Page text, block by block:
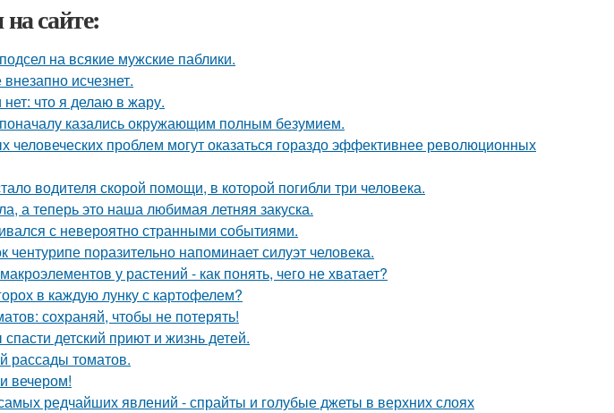
сайте:
на всякие мужские паблики.
исчезнет.
что я делаю в жару.
казались окружающим полным безумием.
проблем могут оказаться гораздо эффективнее революционных
водителя скорой помощи, в которой погибли три человека.
а теперь это наша любимая летняя закуска.
с невероятно странными событиями.
поразительно напоминает силуэт человека.
у растений - как понять, чего не хватает?
в каждую лунку с картофелем?
сохраняй, чтобы не потерять!
детский приют и жизнь детей.
рассады томатов.
вечером!
редчайших явлений - спрайты и голубые джеты в верхних слоях